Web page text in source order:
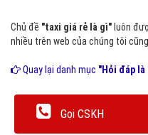
Chủ đề "taxi giá rẻ là gì" luôn
nhiều trên web của chúng tôi
Quay lại danh mục "Hỏi đáp là
Gọi CSKH